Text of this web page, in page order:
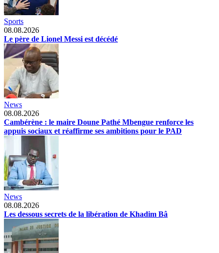
Sports
08.08.2026
Le père de Lionel Messi est décédé
News
08.08.2026
Cambérène : le maire Doune Pathé Mbengue renforce les
appuis sociaux et réaffirme ses ambitions pour le PAD
News
08.08.2026
Les dessous secrets de la libération de Khadim Bâ